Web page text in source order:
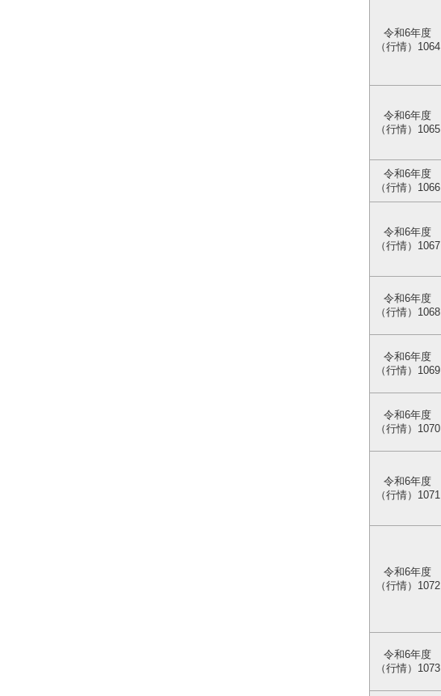
令和6年度
（行情）1064
令和6年度
（行情）1065
令和6年度
（行情）1066
令和6年度
（行情）1067
令和6年度
（行情）1068
令和6年度
（行情）1069
令和6年度
（行情）1070
令和6年度
（行情）1071
令和6年度
（行情）1072
令和6年度
（行情）1073